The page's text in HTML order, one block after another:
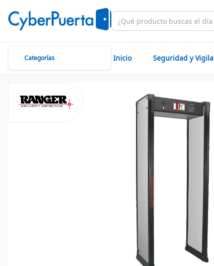
Categorías Inicio Seguridad y